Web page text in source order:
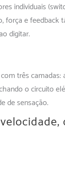
individuais
força e
digitar.
três camadas:
o circuito
de sensação.